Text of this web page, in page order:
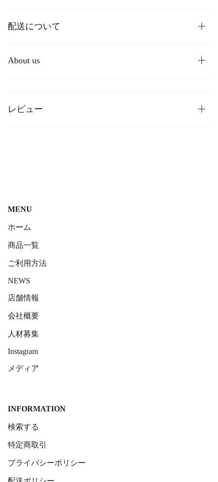
配送について
About us
レビュー
MENU
ホーム
商品一覧
ご利用方法
NEWS
店舗情報
会社概要
人材募集
Instagram
メディア
INFORMATION
検索する
特定商取引
プライバシーポリシー